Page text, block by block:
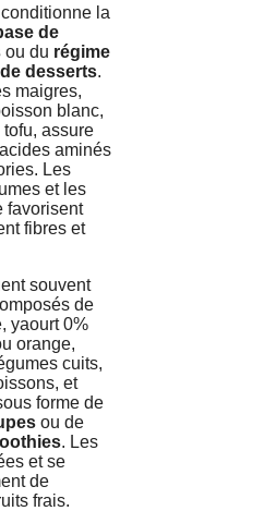
la
de
ou du régime
desserts.
maigres,
blanc,
assure
aminés
Les
et les
favorisent
fibres et
souvent
de
yaourt 0%
orange,
cuits,
et
forme de
ou de
. Les
et se
de
frais.